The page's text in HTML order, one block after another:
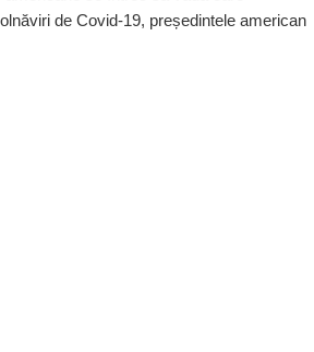
de Covid-19, președintele american